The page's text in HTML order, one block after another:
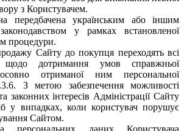
з Користувачем.
передбачена українським або іншим
у рамках встановленої
процедури.
Сайту до покупця переходять всі
щодо дотримання умов справжньої
отриманої ним персональної
З метою забезпечення можливості
законних інтересів Адміністрації Сайту
у випадках, коли користувач порушує
Сайтом.
персональних даних Користувача